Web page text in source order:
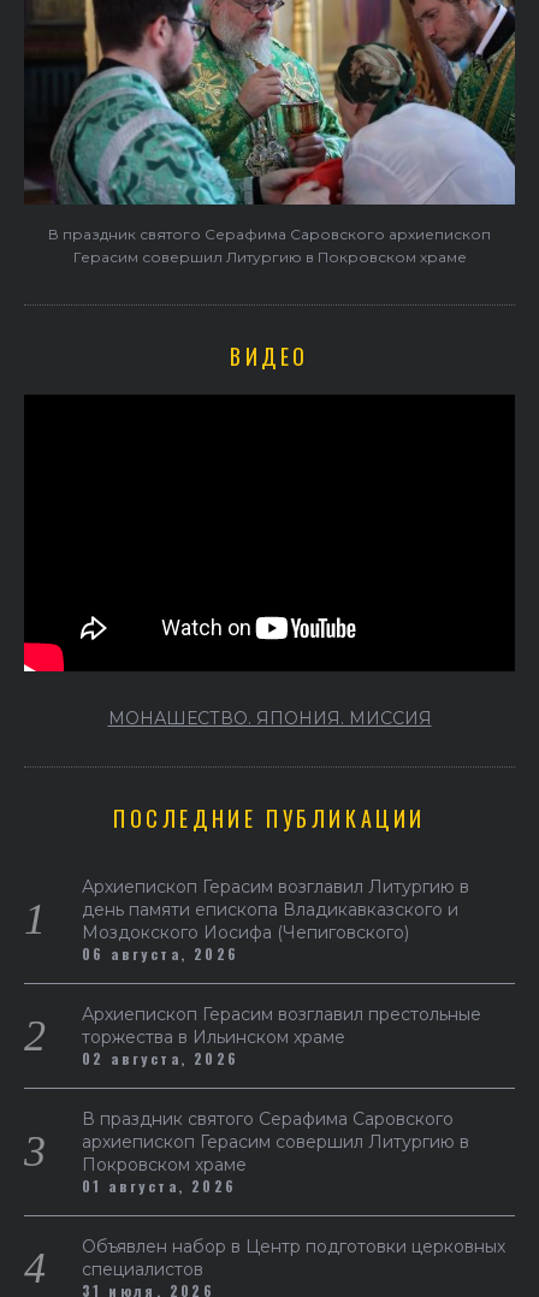
В праздник святого Серафима Саровского архиепископ
Герасим совершил Литургию в Покровском храме
ВИДЕО
МОНАШЕСТВО. ЯПОНИЯ. МИССИЯ
ПОСЛЕДНИЕ ПУБЛИКАЦИИ
Архиепископ Герасим возглавил Литургию в
день памяти епископа Владикавказского и
Моздокского Иосифа (Чепиговского)
06 августа, 2026
Архиепископ Герасим возглавил престольные
торжества в Ильинском храме
02 августа, 2026
В праздник святого Серафима Саровского
архиепископ Герасим совершил Литургию в
Покровском храме
01 августа, 2026
Объявлен набор в Центр подготовки церковных
специалистов
31 июля, 2026